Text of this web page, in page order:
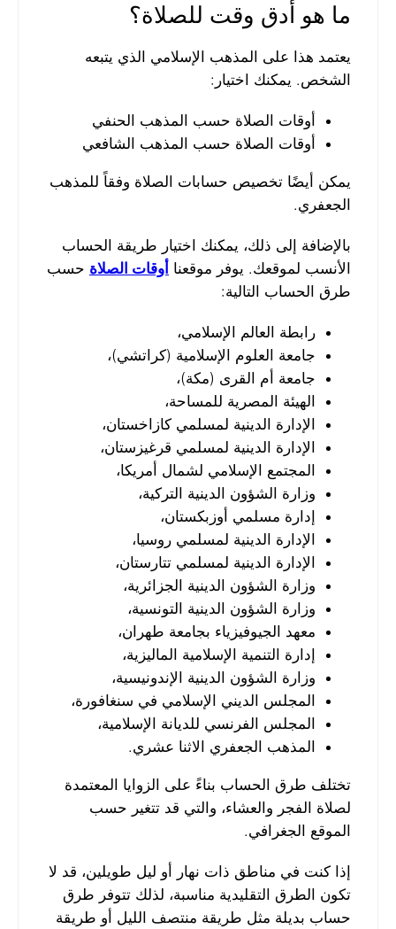
ما هو أدق وقت للصلاة؟
يعتمد هذا على المذهب الإسلامي الذي يتبعه
الشخص. يمكنك اختيار:
أوقات الصلاة حسب المذهب الحنفي
أوقات الصلاة حسب المذهب الشافعي
يمكن أيضًا تخصيص حسابات الصلاة وفقاً للمذهب
الجعفري.
بالإضافة إلى ذلك، يمكنك اختيار طريقة الحساب
الأنسب لموقعك. يوفر موقعنا أوقات الصلاة حسب
طرق الحساب التالية:
رابطة العالم الإسلامي،
جامعة العلوم الإسلامية (كراتشي)،
جامعة أم القرى (مكة)،
الهيئة المصرية للمساحة،
الإدارة الدينية لمسلمي كازاخستان،
الإدارة الدينية لمسلمي قرغيزستان،
المجتمع الإسلامي لشمال أمريكا،
وزارة الشؤون الدينية التركية،
إدارة مسلمي أوزبكستان،
الإدارة الدينية لمسلمي روسيا،
الإدارة الدينية لمسلمي تتارستان،
وزارة الشؤون الدينية الجزائرية،
وزارة الشؤون الدينية التونسية،
معهد الجيوفيزياء بجامعة طهران،
إدارة التنمية الإسلامية الماليزية،
وزارة الشؤون الدينية الإندونيسية،
المجلس الديني الإسلامي في سنغافورة،
المجلس الفرنسي للديانة الإسلامية،
المذهب الجعفري الاثنا عشري.
تختلف طرق الحساب بناءً على الزوايا المعتمدة
لصلاة الفجر والعشاء، والتي قد تتغير حسب
الموقع الجغرافي.
إذا كنت في مناطق ذات نهار أو ليل طويلين، قد لا
تكون الطرق التقليدية مناسبة، لذلك تتوفر طرق
حساب بديلة مثل طريقة منتصف الليل أو طريقة